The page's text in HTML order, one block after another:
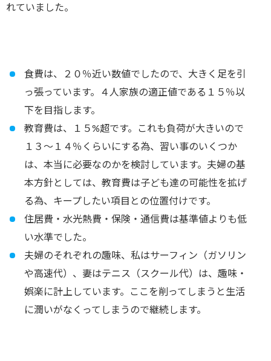
れていました。
食費は、２０％近い数値でしたので、大きく足を引
っ張っています。４人家族の適正値である１５％以
下を目指します。
教育費は、１５%超です。これも負荷が大きいので
１３〜１４％くらいにする為、習い事のいくつか
は、本当に必要なのかを検討しています。夫婦の基
本方針としては、教育費は子ども達の可能性を拡げ
る為、キープしたい項目との位置付けです。
住居費・水光熱費・保険・通信費は基準値よりも低
い水準でした。
夫婦のそれぞれの趣味、私はサーフィン（ガソリン
や高速代）、妻はテニス（スクール代）は、趣味・
娯楽に計上しています。ここを削ってしまうと生活
に潤いがなくってしまうので継続します。